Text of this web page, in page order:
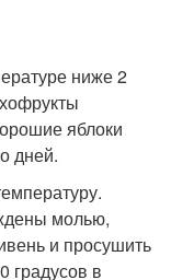
ниже 2
яблоки
дней.
молью,
и просушить
градусов в